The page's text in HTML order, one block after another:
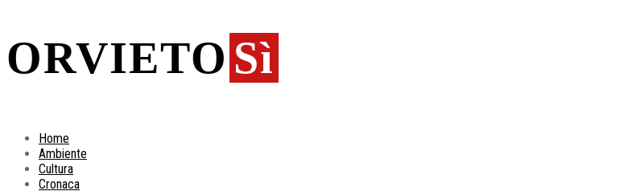
ORVIETO Sì
Home
Ambiente
Cultura
Cronaca